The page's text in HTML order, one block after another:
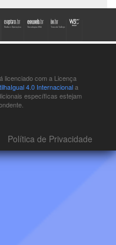
licenciado com a Licença
4.0 Internacionala
específicas estejam
Política de Privacidade